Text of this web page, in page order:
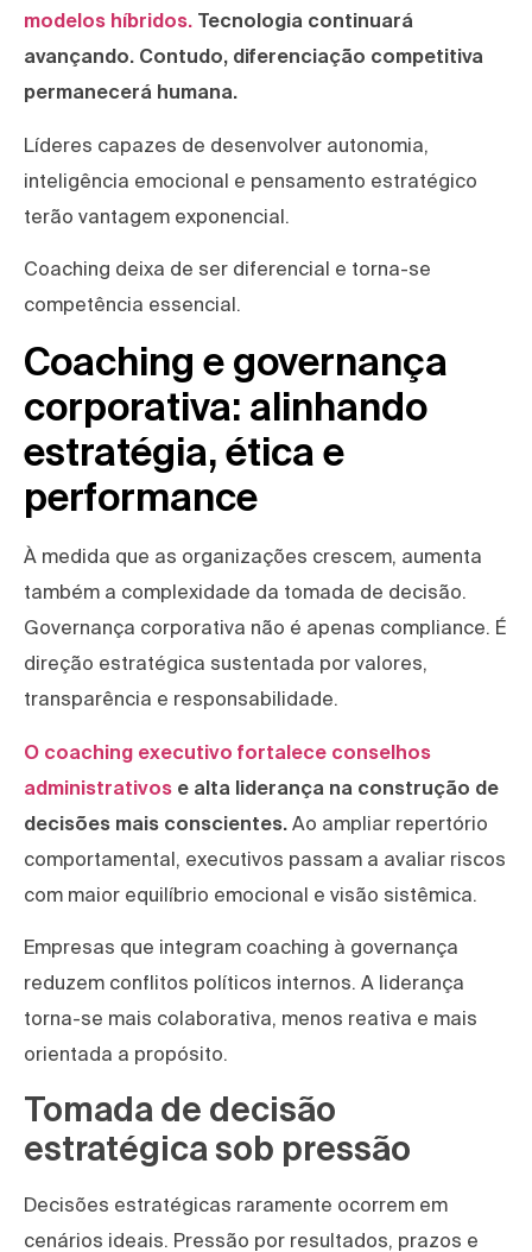
modelos híbridos. Tecnologia continuará
avançando. Contudo, diferenciação competitiva
permanecerá humana.
Líderes capazes de desenvolver autonomia,
inteligência emocional e pensamento estratégico
terão vantagem exponencial.
Coaching deixa de ser diferencial e torna-se
competência essencial.
Coaching e governança
corporativa: alinhando
estratégia, ética e
performance
À medida que as organizações crescem, aumenta
também a complexidade da tomada de decisão.
Governança corporativa não é apenas compliance. É
direção estratégica sustentada por valores,
transparência e responsabilidade.
O coaching executivo fortalece conselhos
administrativos e alta liderança na construção de
decisões mais conscientes. Ao ampliar repertório
comportamental, executivos passam a avaliar riscos
com maior equilíbrio emocional e visão sistêmica.
Empresas que integram coaching à governança
reduzem conflitos políticos internos. A liderança
torna-se mais colaborativa, menos reativa e mais
orientada a propósito.
Tomada de decisão
estratégica sob pressão
Decisões estratégicas raramente ocorrem em
cenários ideais. Pressão por resultados, prazos e